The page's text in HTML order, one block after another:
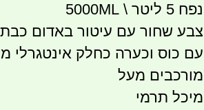
נפח 5 ליטר \ 5000ML
צבע שחור עם עיטור באדום
עם כוס וכערה כחלק אינטגרלי
מורכבים מעל
מיכל תרמי